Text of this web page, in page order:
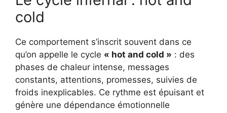
cold
Ce comportement s’inscrit souvent dans ce
qu’on appelle le cycle « hot and cold » : des
phases de chaleur intense, messages
constants, attentions, promesses, suivies de
froids inexplicables. Ce rythme est épuisant et
génère une dépendance émotionnelle